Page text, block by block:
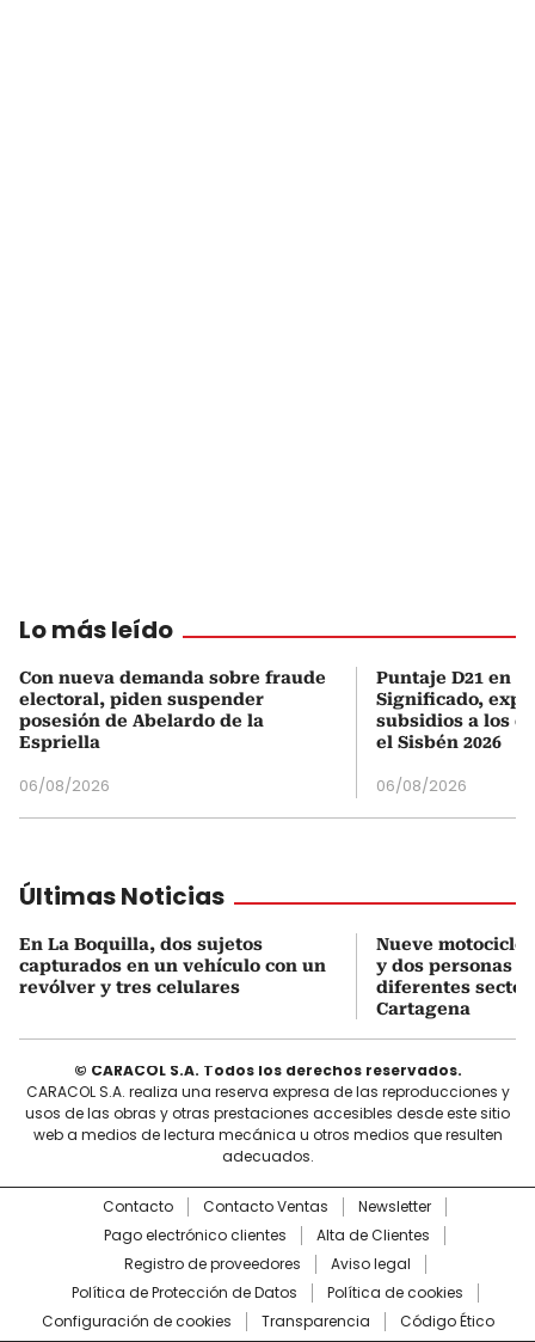
Lo más leído
Con nueva demanda sobre fraude
electoral, piden suspender
posesión de Abelardo de la
Espriella
06/08/2026
Puntaje D21 en
Significado,
subsidios a los
el Sisbén 2026
06/08/2026
Últimas Noticias
En La Boquilla, dos sujetos
capturados en un vehículo con un
revólver y tres celulares
Nueve
y dos personas
diferentes
Cartagena
© CARACOL S.A. Todos los derechos reservados.
CARACOL S.A. realiza una reserva expresa de las reproducciones y
usos de las obras y otras prestaciones accesibles desde este sitio
web a medios de lectura mecánica u otros medios que resulten
adecuados.
Contacto Contacto Ventas
Newsletter
Pago electrónico clientes
Alta de Clientes
Registro de proveedores
Aviso legal
Política de Protección de Datos
Política de cookies
Configuración de cookies
Transparencia Código Ético